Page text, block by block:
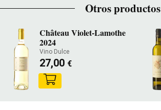
Otros
Château Violet-Lamothe
2024
Vino Dulce
27,00 €